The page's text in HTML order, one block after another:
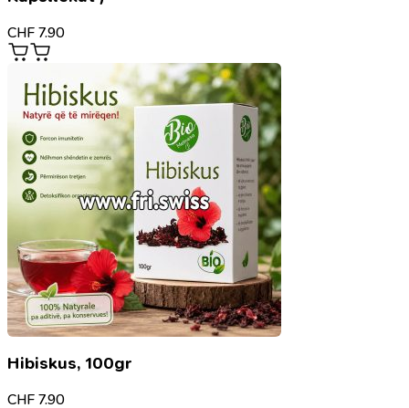
CHF 7.90
Hibiskus, 100gr
CHF 7.90